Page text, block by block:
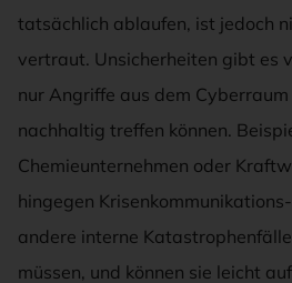
tatsächlich ablaufen, ist jedoch
vertraut. Unsicherheiten gibt es
nur Angriffe aus dem
nachhaltig treffen können.
Chemieunternehmen oder
hingegen
andere interne
müssen, und können sie leicht